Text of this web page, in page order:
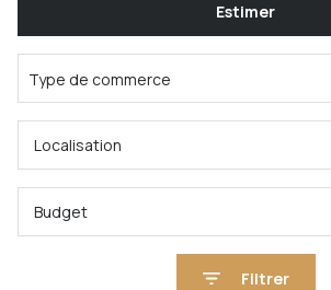
Estimer
Type de commerce
Budget
Filtrer